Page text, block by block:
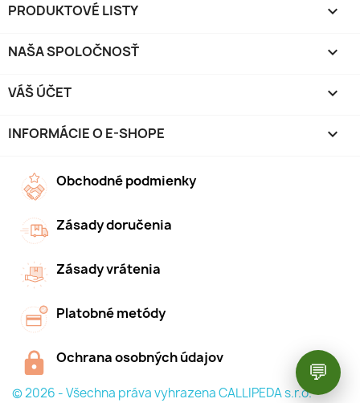
PRODUKTOVÉ LISTY 
NAŠA SPOLOČNOSŤ 
VÁŠ ÚČET 
INFORMÁCIE O E-SHOPE keyboard_arrow_down
Obchodné podmienky
Zásady doručenia
Zásady vrátenia
Platobné metódy
Ochrana osobných údajov
© 2026 - Všechna práva vyhrazena CALLIPEDA s.r.o.™
💬